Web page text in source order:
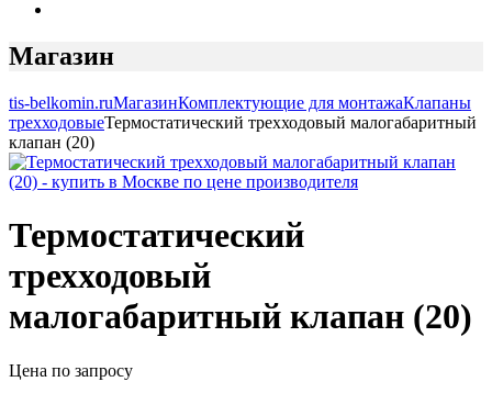
Магазин
tis-belkomin.ruМагазинКомплектующие для монтажаКлапаны
трехходовыеТермостатический трехходовый малогабаритный
клапан (20)
Термостатический
трехходовый
малогабаритный клапан (20)
Цена по запросу